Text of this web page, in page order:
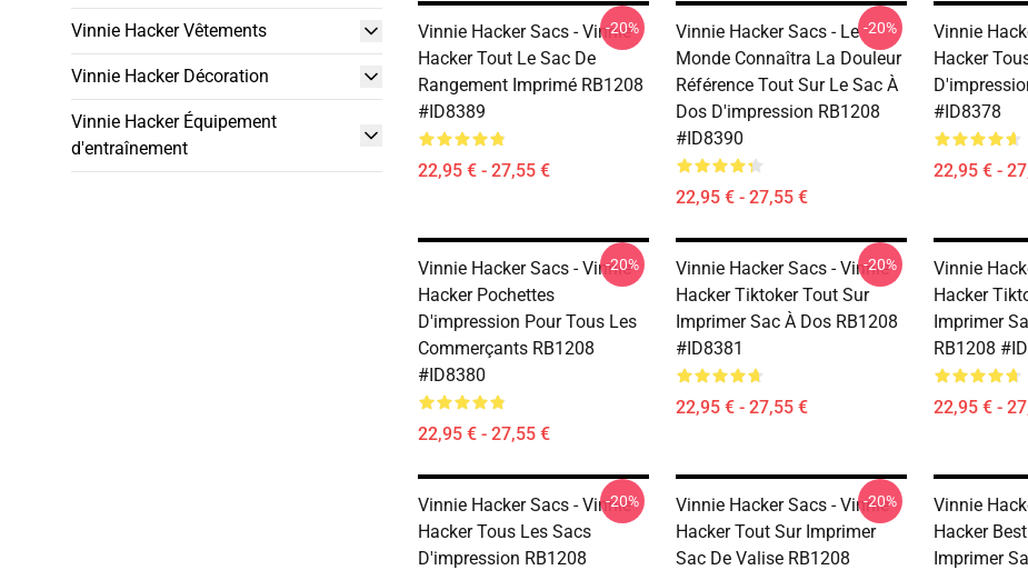
Vinnie Hacker Vêtements
Vinnie Hacker Décoration
Vinnie Hacker Équipement
d'entraînement
Vinnie Hacker Sacs - Vinnie
Hacker Tout Le Sac De
Rangement Imprimé RB1208
#ID8389
22,95 € - 27,55 €
-20%
Vinnie Hacker Sacs - Le
Monde Connaîtra La Douleur
Référence Tout Sur Le Sac À
Dos D'impression RB1208
#ID8390
22,95 € - 27,55 €
-20%
Vinnie
Hacker
#ID8378
22,95 € -
Vinnie Hacker Sacs - Vinnie
Hacker Pochettes
D'impression Pour Tous Les
Commerçants RB1208
#ID8380
22,95 € - 27,55 €
-20%
Vinnie Hacker Sacs - Vinnie
Hacker Tiktoker Tout Sur
Imprimer Sac À Dos RB1208
#ID8381
22,95 € - 27,55 €
-20%
Vinnie
Hacker
Imprimer
RB1208
22,95 € -
Vinnie Hacker Sacs - Vinnie
Hacker Tous Les Sacs
D'impression RB1208
-20%
Vinnie Hacker Sacs - Vinnie
Hacker Tout Sur Imprimer
Sac De Valise RB1208
-20%
Vinnie
Hacker
Imprimer